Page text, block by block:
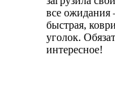
все ожидания
быстрая,
уголок.
интересное!